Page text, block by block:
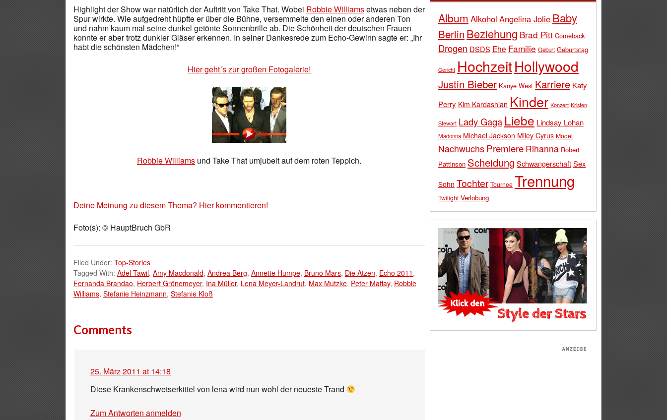
Highlight der Show war natürlich der Auftritt von Take That. Wobei Robbie Williamsetwas neben der
Spur wirkte. Wie aufgedreht hüpfte er über die Bühne, versemmelte den einen oder anderen Ton
und nahm kaum mal seine dunkel getönte Sonnenbrille ab. Die Schönheit der deutschen Frauen
konnte er aber trotz dunkler Gläser erkennen. In seiner Dankesrede zum Echo-Gewinn sagte er: „Ihr
habt die schönsten Mädchen!“
Hier geht´s zur großen Fotogalerie!
Robbie Williams und Take That umjubelt auf dem roten Teppich.
Deine Meinung zu diesem Thema? Hier kommentieren!
Foto(s): © HauptBruch GbR
Filed Under: Top-Stories
Tagged With: Adel Tawil, Amy Macdonald, Andrea Berg, Annette Humpe, Bruno Mars, Die Atzen, Echo 2011 ,
Fernanda Brandao, Herbert Grönemeyer, Ina Müller, Lena Meyer-Landrut, Max Mutzke, Peter Maffay, Robbie
Williams, Stefanie Heinzmann, Stefanie Kloß
Comments
25. März 2011 at 14:18
Diese Krankenschwetserkittel von lena wird nun wohl der neueste Trand
Zum Antworten anmelden
Album Alkohol Angelina Jolie Baby
Berlin Beziehung Brad Pitt Comeback
Drogen DSDS Ehe Familie Geburt Geburtstag
Gericht HochzeitHollywood
Justin Bieber Kanye West Karriere Katy
Perry Kim Kardashian Kinder Konzert Kristen
Stewart Lady Gaga Liebe Lindsay Lohan
Madonna Michael Jackson Miley Cyrus Model
Nachwuchs Premiere Rihanna Robert
Pattinson Scheidung SchwangerschaftSex
Sohn Tochter Tournee Trennung
Twilight Verlobung